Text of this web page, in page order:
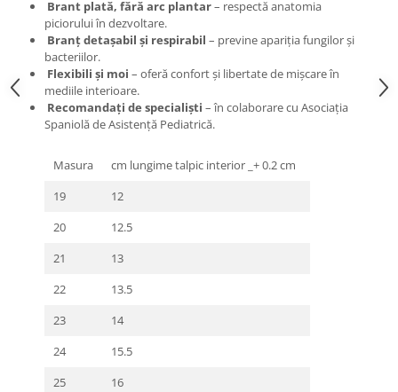
Brant plată, fără arc plantar– respectă anatomia
piciorului în dezvoltare.
Branț detașabil și respirabil – previne apariția fungilor și
bacteriilor.
Flexibili și moi – oferă confort și libertate de mișcare în
mediile interioare.
Recomandați de specialiști – în colaborare cu Asociația
Spaniolă de Asistență Pediatrică.
Masura
cm lungime talpic interior _+ 0.2 cm
19
12
20
12.5
21
13
22
13.5
23
14
24
15.5
25
16